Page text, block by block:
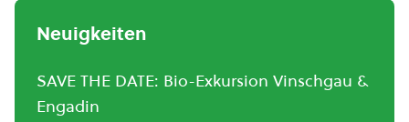
Neuigkeiten
SAVE THE DATE: Bio-Exkursion Vinschgau &
Engadin